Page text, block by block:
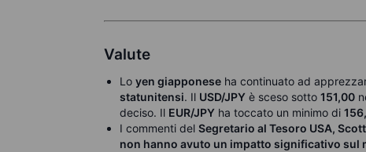
Valute
Lo yen giapponese ha continuato ad
statunitensi. Il USD/JPY è sceso sotto 151,00
deciso. Il EUR/JPY ha toccato un minimo di
I commenti del Segretario al Tesoro USA,
non hanno avuto un impatto significativo sul